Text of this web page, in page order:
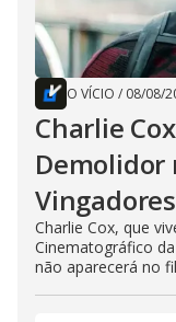
O VÍCIO / 08/08/
Charlie
Demolidor
Charlie Cox, que
Cinematográfico
não aparecerá no